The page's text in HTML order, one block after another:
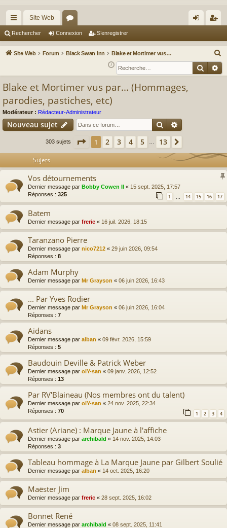
cc
ès
Site Web
or
u ne
xi
nr
eg
Rechercher Connexion S’enregistrer
Site Web Forum Black Swan Inn Blake et Mortimer vus par... (Hommages, parodies, pastiches, etc)
e
c
r
Blake et Mortimer vus par... (Hommages,
parodies, pastiches, etc)
Modérateur : Rédacteur-Administrateur
Nouveau sujet Rechercher
303 sujets Page 1sur 13
1 2 3 4 5 13
Sujets
Vos détournements
Dernier message par Bobby Cowen II « 15 sept. 2025, 17:57
Réponses : 325 1 … 14 15 16 17
Batem
Dernier message par freric « 16 juil. 2026, 18:15
Taranzano Pierre
Dernier message par nico7212 « 29 juin 2026, 09:54
Réponses : 8
Adam Murphy
Dernier message par Mr Grayson « 06 juin 2026, 16:43
... Par Yves Rodier
Dernier message par Mr Grayson « 06 juin 2026, 16:04
Réponses : 7
Aidans
Dernier message par alban « 09 févr. 2026, 15:59
Réponses : 5
Baudouin Deville & Patrick Weber
Dernier message par olY-san « 09 janv. 2026, 12:52
Réponses : 13
Par RV'Blaineau (Nos membres ont du talent)
Dernier message par olY-san « 24 nov. 2025, 22:34
Réponses : 70 1 2 3 4
Astier (Ariane) : Marque Jaune à l'affiche
Dernier message par archibald « 14 nov. 2025, 14:03
Réponses : 3
Tableau hommage à La Marque Jaune par Gilbert Soulié
Dernier message par alban « 14 oct. 2025, 16:20
Maëster Jim
Dernier message par freric « 28 sept. 2025, 16:02
Bonnet René
Dernier message par archibald « 08 sept. 2025, 11:41